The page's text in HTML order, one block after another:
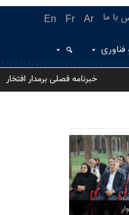
En Fr Ar با ما
خبرنامه فصلی برمدار افتخار